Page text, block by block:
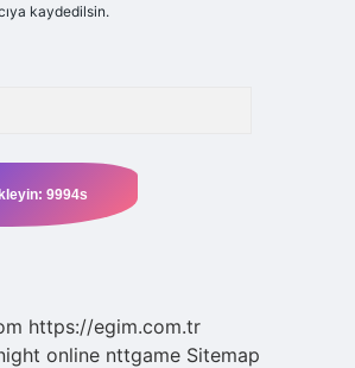
kaydedilsin.
https://egim.com.tr
online nttgame Sitemap